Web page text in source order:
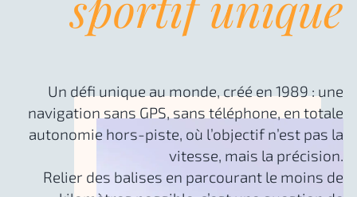
Un défi unique au monde, créé en 1989 : une
navigation sans GPS, sans téléphone, en totale
autonomie hors-piste, où l’objectif n’est pas la
vitesse, mais la précision.
Relier des balises en parcourant le moins de